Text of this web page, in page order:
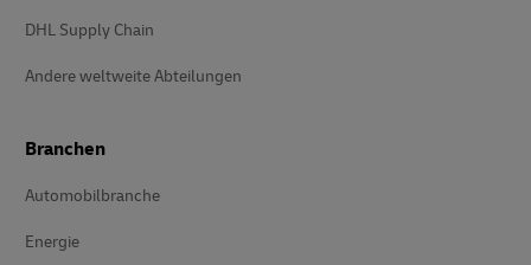
DHL Supply Chain
Andere weltweite Abteilungen
Branchen
Automobilbranche
Energie